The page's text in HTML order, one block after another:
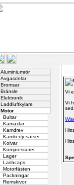
Aluminiumrör
Avgasdelar
Bromsar
Bränsle
Elektronik
Laddluftkylare
Motor
Bultar
Kamaxlar
Kamdrev
Kamkedjesatser
Kolvar
Kompressorer
Lager
Lashcaps
Motorfästen
Packningar
Remskivor
Vi
Vi